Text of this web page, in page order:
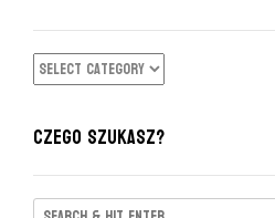
KATEGORIE
CZEGO SZUKASZ?